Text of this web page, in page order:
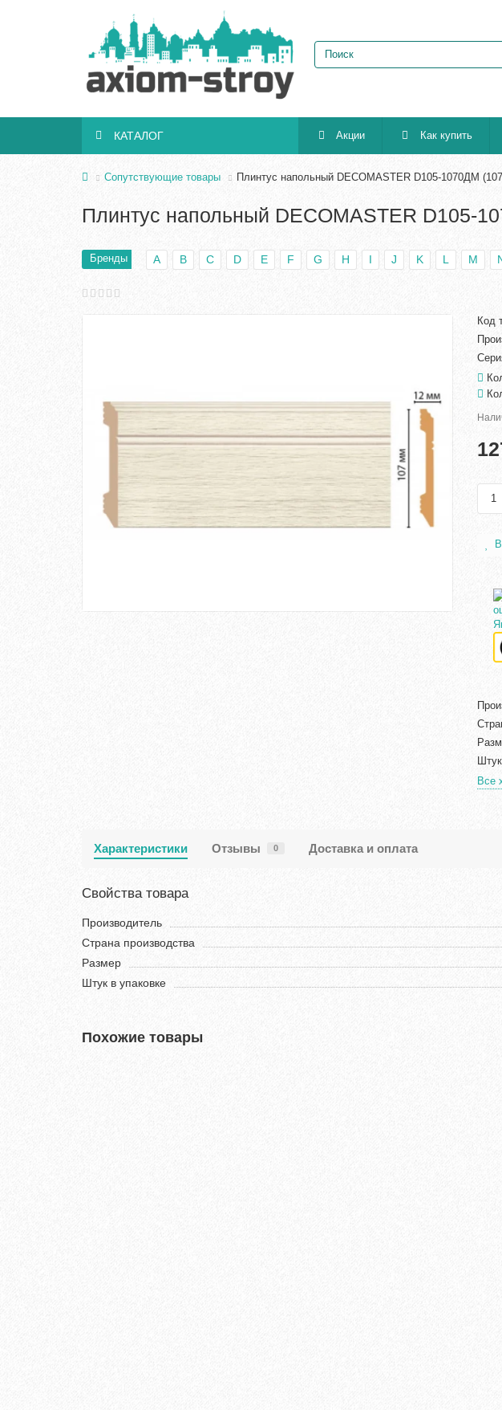
КАТАЛОГ Акции Как купить
Сопутствующие товары Плинтус напольный DECOMASTER D105-1070ДМ
Плинтус напольный DECOMASTER D105-
Бренды A B C D E F G H I J K L M
Код
Все
Характеристики Отзывы 0 Доставка и оплата
Свойства товара
Производитель
Страна производства
Размер
Штук в упаковке
Похожие товары